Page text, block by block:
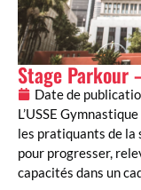
Stage Parkour
Date de
L’USSE
les pratiquants de la
pour progresser,
capacités dans un